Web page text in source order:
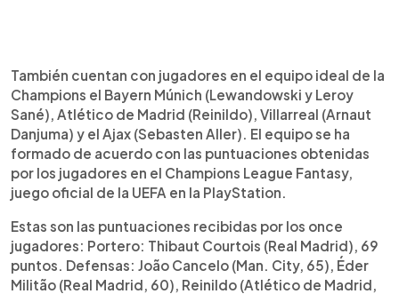
También cuentan con jugadores en el equipo ideal de la
Champions el Bayern Múnich (Lewandowski y Leroy
Sané), Atlético de Madrid (Reinildo), Villarreal (Arnaut
Danjuma) y el Ajax (Sebasten Aller). El equipo se ha
formado de acuerdo con las puntuaciones obtenidas
por los jugadores en el Champions League Fantasy,
juego oficial de la UEFA en la PlayStation.
Estas son las puntuaciones recibidas por los once
jugadores: Portero: Thibaut Courtois (Real Madrid), 69
puntos. Defensas: João Cancelo (Man. City, 65), Éder
Militão (Real Madrid, 60), Reinildo (Atlético de Madrid,